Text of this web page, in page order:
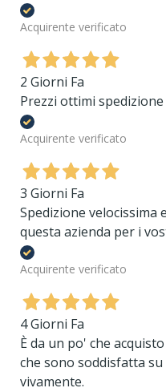
Acquirente verificato
2 Giorni Fa
Prezzi ottimi
Acquirente verificato
3 Giorni Fa
Spedizione velocissima
questa azienda per i
Acquirente verificato
4 Giorni Fa
È da un po' che
che sono soddisfatta
vivamente.